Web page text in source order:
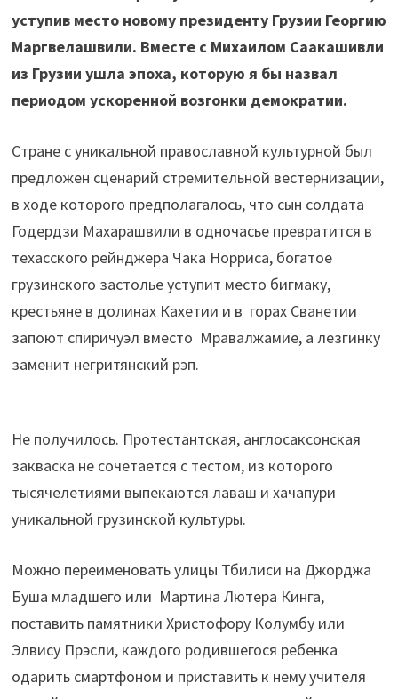
уступив место новому президенту Грузии Георгию
Маргвелашвили. Вместе с Михаилом Саакашивли
из Грузии ушла эпоха, которую я бы назвал
периодом ускоренной возгонки демократии.
Стране с уникальной православной культурной был
предложен сценарий стремительной вестернизации,
в ходе которого предполагалось, что сын солдата
Годердзи Махарашвили в одночасье превратится в
техасского рейнджера Чака Норриса, богатое
грузинского застолье уступит место бигмаку,
крестьяне в долинах Кахетии и в горах Сванетии
запоют спиричуэл вместо Мравалжамие, а лезгинку
заменит негритянский рэп.
Не получилось. Протестантская, англосаксонская
закваска не сочетается с тестом, из которого
тысячелетиями выпекаются лаваш и хачапури
уникальной грузинской культуры.
Можно переименовать улицы Тбилиси на Джорджа
Буша младшего или Мартина Лютера Кинга,
поставить памятники Христофору Колумбу или
Элвису Прэсли, каждого родившегося ребенка
одарить смартфоном и приставить к нему учителя